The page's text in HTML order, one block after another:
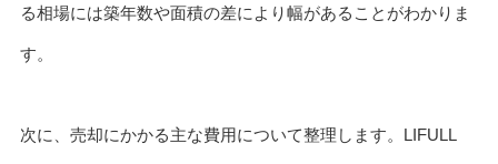
る相場には築年数や面積の差により幅があることがわかりま
す。
次に、売却にかかる主な費用について整理します。LIFULL